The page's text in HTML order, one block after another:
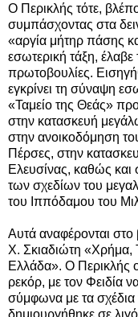
Ο Περικλής τότε,
συμπάσχοντας στα
«αργία μήτηρ πάσης
εσωτερική τάξη,
πρωτοβουλίες.
εγκρίνει τη σύναψη
«Ταμείο της Θεάς»
στην κατασκευή
στην ανοικοδόμηση
Πέρσες, στην
Ελευσίνας, καθώς και
των σχεδίων του
του Ιππόδαμου του
Αυτά αναφέρονται
Χ. Σκιαδιώτη «Χρήμα,
Ελλάδα». Ο Περικλής
ρεκόρ, με τον Φειδία
σύμφωνα με τα σχέδια
δημιουργήθηκε σε